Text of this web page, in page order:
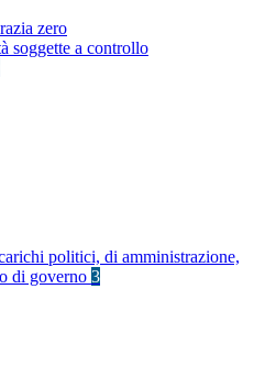
zero
soggette a controllo
politici, di amministrazione,
di governo 3